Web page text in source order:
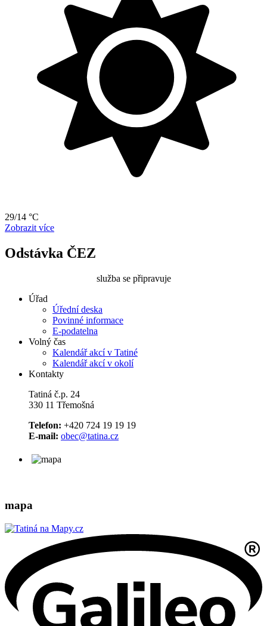
29/14 °C
Zobrazit více
Odstávka ČEZ
služba se připravuje
Úřad
Úřední deska
Povinné informace
E-podatelna
Volný čas
Kalendář akcí v Tatiné
Kalendář akcí v okolí
Kontakty
Tatiná č.p. 24
330 11 Třemošná
Telefon: +420 724 19 19 19
E-mail: obec@tatina.cz
mapa